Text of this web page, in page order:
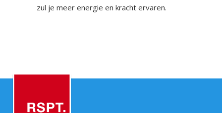
zul je meer energie en kracht ervaren.